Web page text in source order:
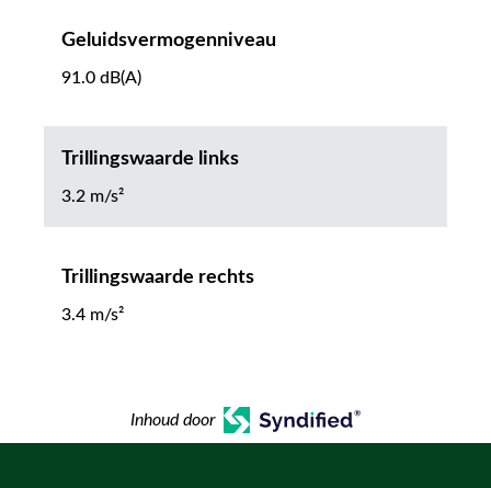
Geluidsvermogenniveau
91.0 dB(A)
Trillingswaarde links
3.2 m/s²
Trillingswaarde rechts
3.4 m/s²
Inhoud door